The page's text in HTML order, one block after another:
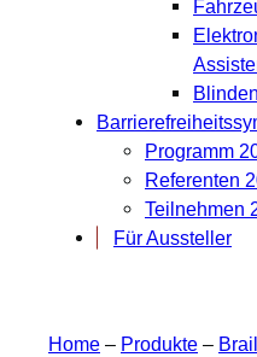
Programm
Referenten
Teilnehmen
Für Aussteller
Home – Produkte –